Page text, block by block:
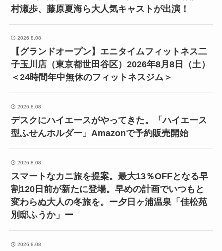
村瀬歩、藤原夏海ら大人気キャストが出演！
2026.8.08
【グランドオープン】エニタイムフィットネス二
子玉川店（東京都世田谷区）2026年8月8日（土）
＜24時間年中無休のフィットネスジム＞
2026.8.08
デスクにハイエースがやってきた。「ハイエース
型ふせんホルダー」Amazonで予約販売開始
2026.8.08
スマートなカニ旅を提案。最大13％OFFとなる早
割120日前が新たに登場。早めの計画でいつもと
変わらぬ大人の冬旅を。ー夕日ヶ浦温泉「佳松苑
別邸ふうか」ー
2026.8.08